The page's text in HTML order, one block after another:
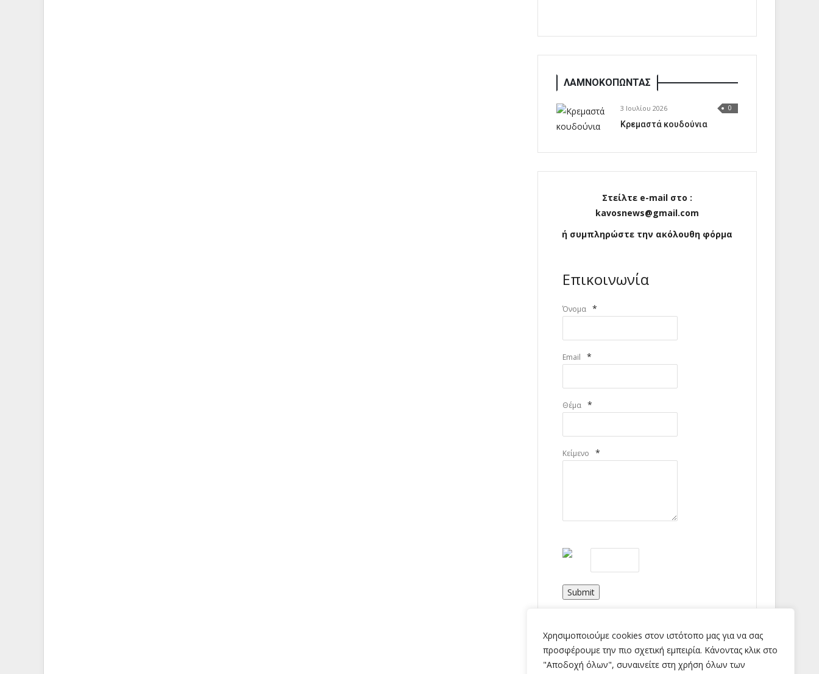
Χρησιμοποιούμε cookies στον ιστότοπο μας για να σας
προσφέρουμε την πιο σχετική εμπειρία. Κάνοντας κλικ στο
"Αποδοχή όλων", συναινείτε στη χρήση όλων των
ΛΑΜΝΟΚΟΠΩΝΤΑΣ
3 Ιουλίου 2026 0
Κρεμαστά κουδούνια
Στείλτε e-mail στο :
kavosnews@gmail.com
ή συμπληρώστε την ακόλουθη φόρμα
Επικοινωνία
Όνομα *
Email *
Θέμα *
Κείμενο *
Submit